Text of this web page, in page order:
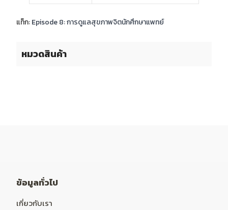
หมวดสินค้า
แท็ก:Episode 8: การดูแลสุขภาพจิตนักศึกษาแพทย์
ข้อมูลทั่วไป
เกี่ยวกับเรา